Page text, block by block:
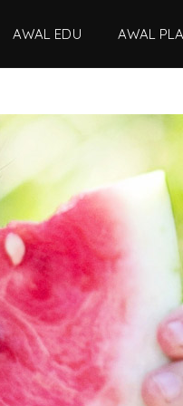
AWAL EDU AWAL